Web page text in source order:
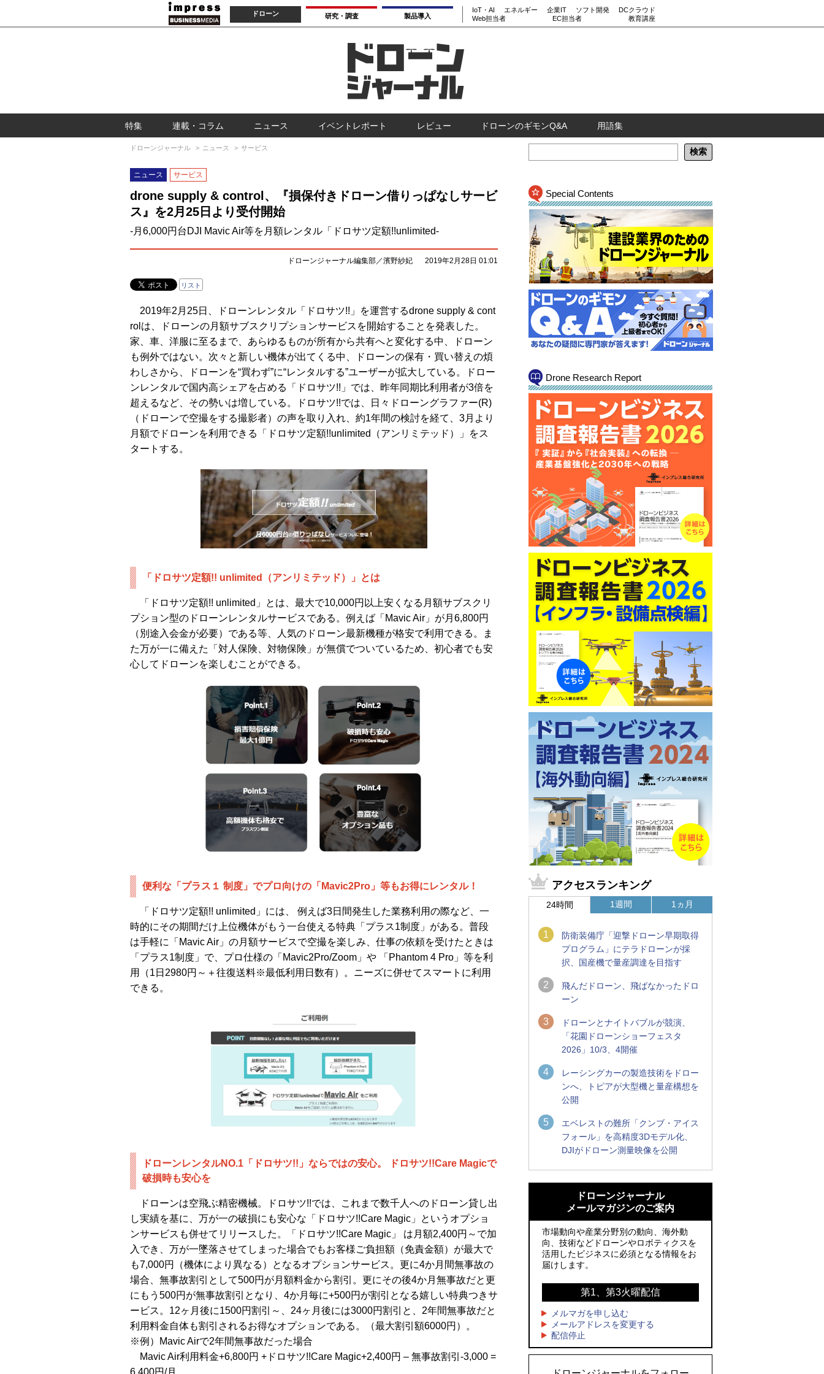
ドローン 研究・調査 製品導入
IoT・AI エネルギー 企業IT ソフト開発
DCクラウド
Web担当者
EC担当者 教育講座
特集 連載・コラム ニュース イベントレポート レビュー ドローンのギモンQ&A 用語集
ドローンジャーナル ニュース サービス
ニュース サービス
drone supply & control、『損保付きドローン借りっぱなしサービ
ス』を2月25日より受付開始
-月6,000円台DJI Mavic Air等を月額レンタル「ドロサツ定額!!unlimited-
ドローンジャーナル編集部／濱野紗妃 2019年2月28日 01:01
リスト
2019年2月25日、ドローンレンタル「ドロサツ!!」を運営するdrone supply & cont
rolは、ドローンの月額サブスクリプションサービスを開始することを発表した。
家、車、洋服に至るまで、あらゆるものが所有から共有へと変化する中、ドローン
も例外ではない。次々と新しい機体が出てくる中、ドローンの保有・買い替えの煩
わしさから、ドローンを“買わず”に“レンタルする”ユーザーが拡大している。ドロー
ンレンタルで国内高シェアを占める「ドロサツ!!」では、昨年同期比利用者が3倍を
超えるなど、その勢いは増している。ドロサツ!!では、日々ドローングラファー(R)︎
（ドローンで空撮をする撮影者）の声を取り入れ、約1年間の検討を経て、3月より
月額でドローンを利用できる「ドロサツ定額!!unlimited（アンリミテッド）」をス
タートする。
「ドロサツ定額!! unlimited（アンリミテッド）」とは
「ドロサツ定額!! unlimited」とは、最大で10,000円以上安くなる月額サブスクリ
プション型のドローンレンタルサービスである。例えば「Mavic Air」が月6,800円
（別途入会金が必要）である等、人気のドローン最新機種が格安で利用できる。ま
た万が一に備えた「対人保険、対物保険」が無償でついているため、初心者でも安
心してドローンを楽しむことができる。
便利な「プラス１ 制度」でプロ向けの「Mavic2Pro」等もお得にレンタル！
「ドロサツ定額!! unlimited」には、 例えば3日間発生した業務利用の際など、一
時的にその期間だけ上位機体がもう一台使える特典「プラス1制度」がある。普段
は手軽に「Mavic Air」の月額サービスで空撮を楽しみ、仕事の依頼を受けたときは
「プラス1制度」で、プロ仕様の「Mavic2Pro/Zoom」や 「Phantom 4 Pro」等を利
用（1日2980円～＋往復送料※最低利用日数有）。ニーズに併せてスマートに利用
できる。
ドローンレンタルNO.1「ドロサツ!!」ならではの安心。 ドロサツ!!Care Magicで
破損時も安心を
ドローンは空飛ぶ精密機械。ドロサツ!!では、これまで数千人へのドローン貸し出
し実績を基に、万が一の破損にも安心な「ドロサツ!!Care Magic」というオプショ
ンサービスも併せてリリースした。「ドロサツ!!Care Magic」 は月額2,400円～で加
入でき、万が一墜落させてしまった場合でもお客様ご負担額（免責金額）が最大で
も7,000円（機体により異なる）となるオプションサービス。更に4か月間無事故の
場合、無事故割引として500円が月額料金から割引。更にその後4か月無事故だと更
にもう500円が無事故割引となり、4か月毎に+500円が割引となる嬉しい特典つきサ
ービス。12ヶ月後に1500円割引～、24ヶ月後には3000円割引と、2年間無事故だと
利用料金自体も割引されるお得なオプションである。（最大割引額6000円）。
※例）Mavic Airで2年間無事故だった場合
Mavic Air利用料金+6,800円 +ドロサツ!!Care Magic+2,400円 – 無事故割引-3,000 =
Special Contents
Drone Research Report
アクセスランキング
24時間
1
防衛装備庁「迎撃ドローン早期取得
プログラム」にテラドローンが採
択、国産機で量産調達を目指す
2
飛んだドローン、飛ばなかったドロ
ーン
3
ドローンとナイトバブルが競演、
「花園ドローンショーフェスタ
2026」10/3、4開催
4
レーシングカーの製造技術をドロー
ンへ、トピアが大型機と量産構想を
公開
5
エベレストの難所「クンブ・アイス
フォール」を高精度3Dモデル化、
DJIがドローン測量映像を公開
1週間
飛ぶLEDスクリーン」とドローンショー
による新演出を実施
防衛装備庁「迎撃ドローン早期取得プロ
グラム」にテラドローンが採択、国産機
で量産調達を目指す
パイダーマン』や「M!LK」とのコラボド
ローンショー8/1開催
ドローンとナイトバブルが競演、「花園
ドローンショーフェスタ2026」10/3、4
開催
1ヵ月
飛ぶLEDスクリーン」とドローンショー
による新演出を実施
国産AUVを社会実装へ、スタートアップ
「BlueArch株式会社」設立
防衛装備庁「迎撃ドローン早期取得プロ
で量産調達を目指す
サザンビーチちがさき花火大会で「復活
の花火」打ち上げ、キリンビールがライ
ブ中継と連動した支援企画
ドローンジャーナル
メールマガジンのご案内
市場動向や産業分野別の動向、海外動
向、技術などドローンやロボティクスを
活用したビジネスに必須となる情報をお
届けします。
第1、第3火曜配信
メルマガを申し込む
メールアドレスを変更する
配信停止